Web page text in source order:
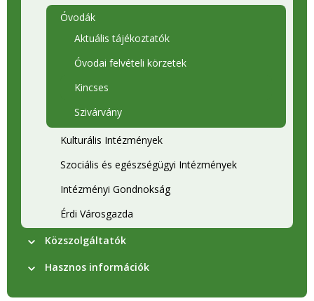
Óvodák
Aktuális tájékoztatók
Óvodai felvételi körzetek
Kincses
Szivárvány
Kulturális Intézmények
Szociális és egészségügyi Intézmények
Intézményi Gondnokság
Érdi Városgazda
Közszolgáltatók
Hasznos információk